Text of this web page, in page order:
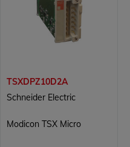
TSXDPZ10D2A
Schneider Electric
Modicon TSX Micro